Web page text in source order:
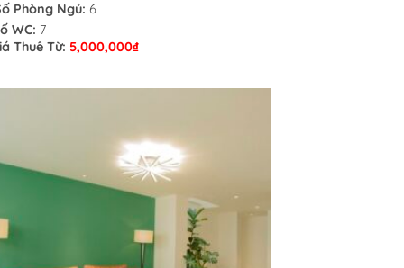
Phòng Ngủ: 6
WC: 7
Thuê Từ: 5,000,000₫